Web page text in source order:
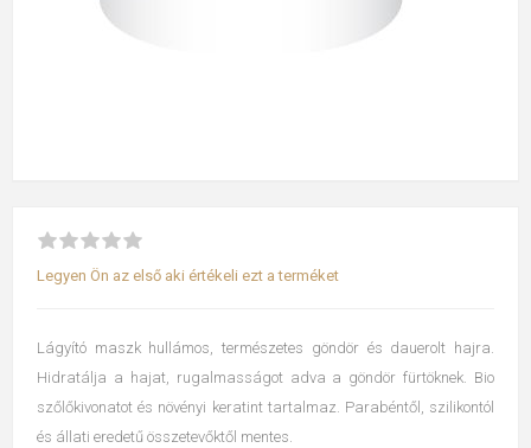
Legyen Ön az első aki értékeli ezt a terméket
Lágyító maszk hullámos, természetes göndör és dauerolt hajra.
Hidratálja a hajat, rugalmasságot adva a göndör fürtöknek. Bio
szőlőkivonatot és növényi keratint tartalmaz. Parabéntől, szilikontól
és állati eredetű összetevőktől mentes.